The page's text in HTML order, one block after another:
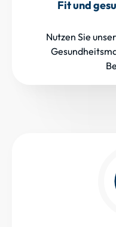
Fit und
Nutzen Sie